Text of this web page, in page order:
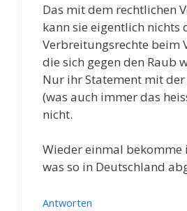
Das mit dem rechtlichen
kann sie eigentlich nichts
Verbreitungsrechte beim
die sich gegen den Raub
Nur ihr Statement mit der
(was auch immer das
nicht.
Wieder einmal bekomme
was so in Deutschland
Antworten